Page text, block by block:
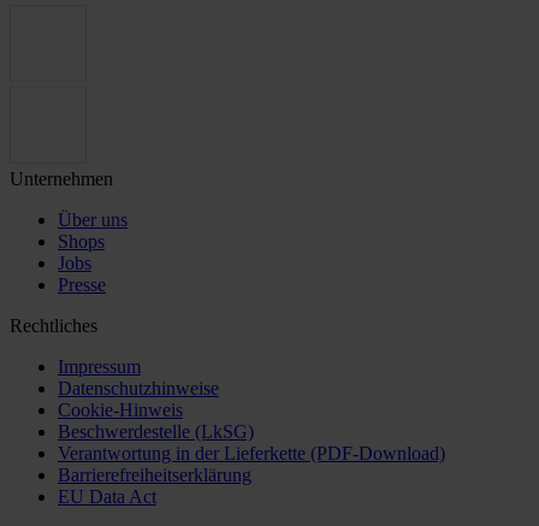
Unternehmen
Über uns
Shops
Jobs
Presse
Rechtliches
Impressum
Datenschutzhinweise
Cookie-Hinweis
Beschwerdestelle (LkSG)
Verantwortung in der Lieferkette (PDF-Download)
Barrierefreiheitserklärung
EU Data Act